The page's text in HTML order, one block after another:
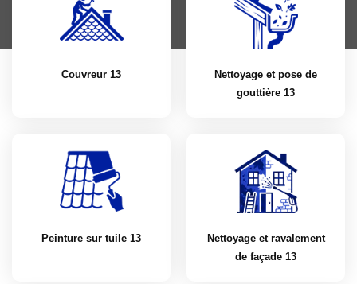
Couvreur 13
Nettoyage et pose de
gouttière 13
Peinture sur tuile 13
Nettoyage et ravalement
de façade 13